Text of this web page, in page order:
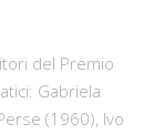
del Premio
Gabriela
(1960), Ivo